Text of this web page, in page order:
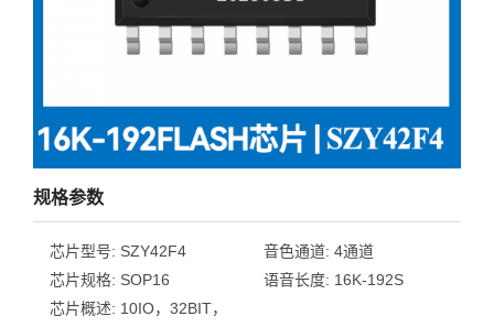
规格参数
芯片型号: SZY42F4 音色通道: 4通道
芯片规格: SOP16 语音长度: 16K-192S
芯片概述: 10IO，32BIT，